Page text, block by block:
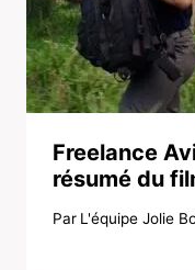
Freelance
résumé du
Par L'équipe Jolie